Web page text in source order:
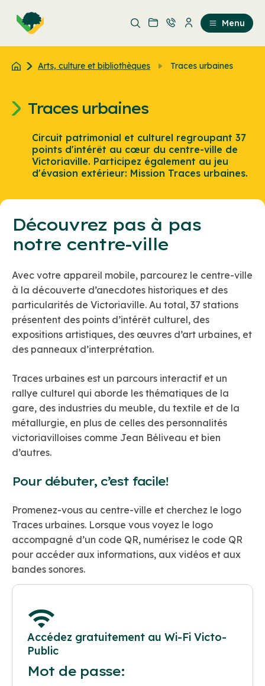
contenu
au
contenu
Menu
Arts, culture et bibliothèques Traces urbaines
Traces urbaines
Circuit patrimonial et culturel regroupant 37
points d'intérêt au cœur du centre-ville de
Victoriaville. Participez également au jeu
d'évasion extérieur: Mission Traces urbaines.
Découvrez pas à pas
notre centre-ville
Avec votre appareil mobile, parcourez le centre-ville
à la découverte d’anecdotes historiques et des
particularités de Victoriaville. Au total, 37 stations
présentent des points d’intérêt culturel, des
expositions artistiques, des œuvres d’art urbaines, et
des panneaux d’interprétation.
Traces urbaines est un parcours interactif et un
rallye culturel qui aborde les thématiques de la
gare, des industries du meuble, du textile et de la
métallurgie, en plus de celles des personnalités
victoriavilloises comme Jean Béliveau et bien
d’autres.
Pour débuter, c’est facile!
Promenez-vous au centre-ville et cherchez le logo
Traces urbaines. Lorsque vous voyez le logo
accompagné d’un code QR, numérisez le code QR
pour accéder aux informations, aux vidéos et aux
bandes sonores.
Accédez gratuitement au Wi-Fi Victo-
Public
Mot de passe: